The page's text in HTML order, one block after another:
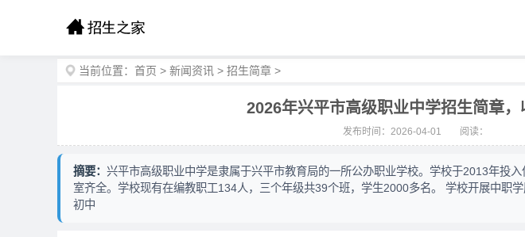
当前位置： 首页 > 新闻资讯 > 招生简章 >
2026年兴平市高级职业中学招生简章，
发布时间：2026-04-01 阅读：
摘要： 兴平市高级职业中学是隶属于兴平市教育局的一所公办职业学校。学校于2013年投
室齐全。学校现有在编教职工134人，三个年级共39个班，学生2000多名。 学校开展中职
初中